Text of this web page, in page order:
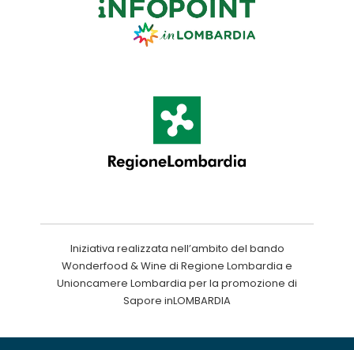
Iniziativa realizzata nell’ambito del bando
Wonderfood & Wine di Regione Lombardia e
Unioncamere Lombardia per la promozione di
Sapore inLOMBARDIA